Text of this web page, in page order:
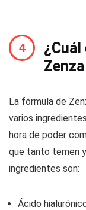
La fórmula de
varios
hora de poder
que tanto temen
ingredientes son:
Ácido